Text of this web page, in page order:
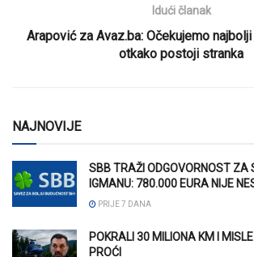
Idući članak
Arapović za Avaz.ba: Očekujemo
otkako postoji stranka
NAJNOVIJE
SBB TRAŽI ODGOVORNOST ZA
IGMANU: 780.000 EURA NIJE
PRIJE 7 DANA
POKRALI 30 MILIONA KM I
PROĆI